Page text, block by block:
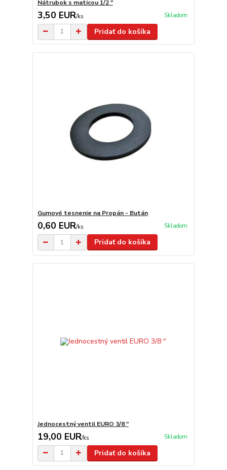
Nátrubok s maticou 1/2 "
3,50 EUR/ks Skladom
Pridať do košíka
Gumové tesnenie na Propán - Bután
0,60 EUR/ks Skladom
Pridať do košíka
Jednocestný ventil EURO 3/8 "
19,00 EUR/ks Skladom
Pridať do košíka